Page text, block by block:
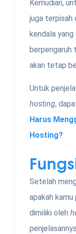
Kemudian,
juga terpisah
kendala yang
berpengaruh
akan tetap
Untuk
hosting,
Harus
Hosting?
Setelah
apakah kamu
dimiliki oleh